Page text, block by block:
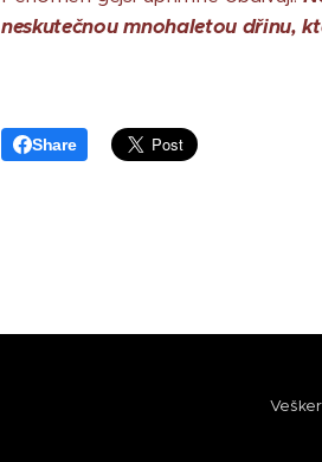
neskutečnou mnohaletou dřinu,
Share